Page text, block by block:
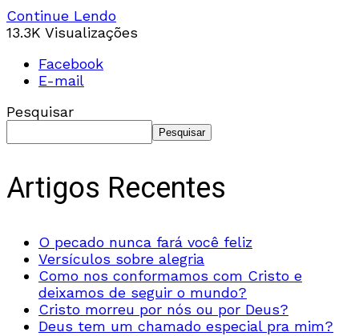
Continue Lendo
13.3K Visualizações
Facebook
E-mail
Pesquisar
Pesquisar
Artigos Recentes
O pecado nunca fará você feliz
Versículos sobre alegria
Como nos conformamos com Cristo e
deixamos de seguir o mundo?
Cristo morreu por nós ou por Deus?
Deus tem um chamado especial pra mim?